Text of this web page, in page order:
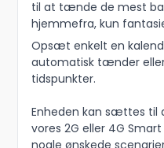
til at tænde de mest
hjemmefra, kun
Opsæt enkelt en
automatisk tænder
tidspunkter.
Enheden kan sættes til
vores 2G eller 4G
nogle ønskede